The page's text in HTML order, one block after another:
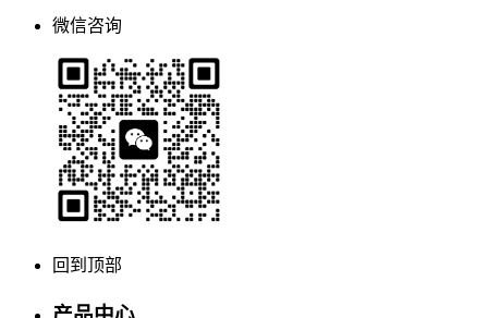
微信咨询
回到顶部